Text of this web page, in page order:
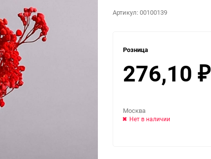
Артикул:00100139
Розница
276,10 ₽
Москва
Нет в наличии